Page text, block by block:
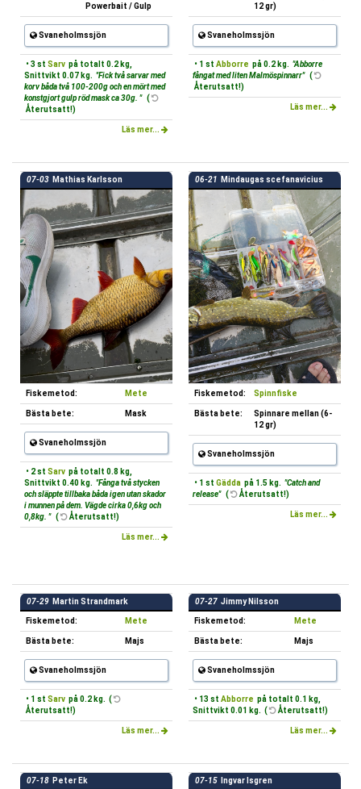
Powerbait / Gulp
Svaneholmssjön
• 3 st Sarv på totalt 0.2 kg,
Snittvikt 0.07 kg. "Fick två sarvar med
korv båda två 100-200g och en mört med
konstgjort gulp röd mask ca 30g. " (
Återutsatt!)
Läs mer...
12 gr)
Svaneholmssjön
• 1 st Abborre på 0.2 kg. "Abborre
fångat med liten Malmöspinnarr" (
Återutsatt!)
Läs mer...
07-03 Mathias Karlsson
Fiskemetod: Mete
Bästa bete: Mask
Svaneholmssjön
• 2 st Sarv på totalt 0.8 kg,
Snittvikt 0.40 kg. "Fånga två stycken
och släppte tillbaka båda igen utan skador
i munnen på dem. Vägde cirka 0,6kg och
0,8kg. " ( Återutsatt!)
Läs mer...
06-21 Mindaugas scefanavicius
Fiskemetod: Spinnfiske
Bästa bete:
Spinnare mellan (6-
12 gr)
Svaneholmssjön
• 1 st Gädda på 1.5 kg. "Catch and
release" ( Återutsatt!)
Läs mer...
07-29 Martin Strandmark
Fiskemetod: Mete
Bästa bete: Majs
Svaneholmssjön
• 1 st Sarv på 0.2 kg. (
Återutsatt!)
Läs mer...
07-27 Jimmy Nilsson
Fiskemetod: Mete
Bästa bete: Majs
Svaneholmssjön
• 13 st Abborre på totalt 0.1 kg,
Snittvikt 0.01 kg. (
Återutsatt!)
Läs mer...
07-18 Peter Ek 07-15 Ingvar Isgren